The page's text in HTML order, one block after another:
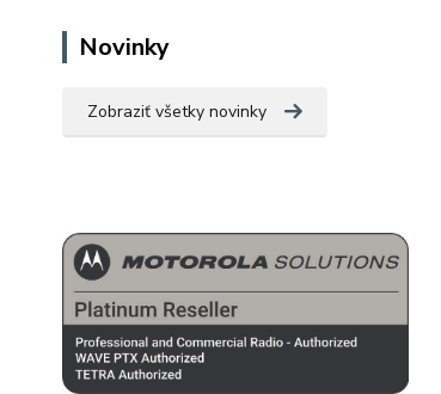
Novinky
Zobraziť všetky novinky